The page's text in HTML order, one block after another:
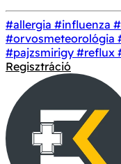
#allergia #influenza
#orvosmeteorológia
#pajzsmirigy #reflux
Regisztráció